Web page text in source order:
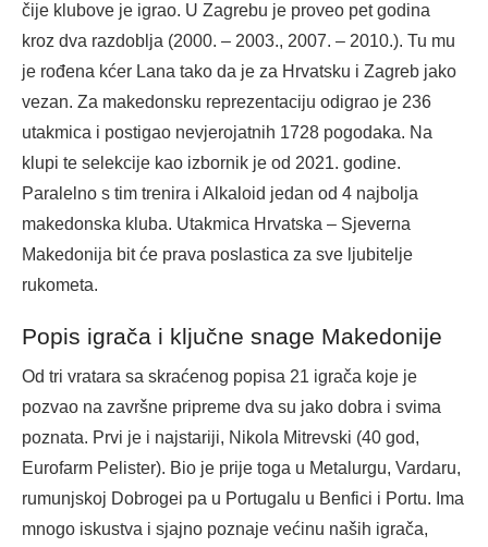
čije klubove je igrao. U Zagrebu je proveo pet godina
kroz dva razdoblja (2000. – 2003., 2007. – 2010.). Tu mu
je rođena kćer Lana tako da je za Hrvatsku i Zagreb jako
vezan. Za makedonsku reprezentaciju odigrao je 236
utakmica i postigao nevjerojatnih 1728 pogodaka. Na
klupi te selekcije kao izbornik je od 2021. godine.
Paralelno s tim trenira i Alkaloid jedan od 4 najbolja
makedonska kluba. Utakmica Hrvatska – Sjeverna
Makedonija bit će prava poslastica za sve ljubitelje
rukometa.
Popis igrača i ključne snage Makedonije
Od tri vratara sa skraćenog popisa 21 igrača koje je
pozvao na završne pripreme dva su jako dobra i svima
poznata. Prvi je i najstariji, Nikola Mitrevski (40 god,
Eurofarm Pelister). Bio je prije toga u Metalurgu, Vardaru,
rumunjskoj Dobrogei pa u Portugalu u Benfici i Portu. Ima
mnogo iskustva i sjajno poznaje većinu naših igrača,